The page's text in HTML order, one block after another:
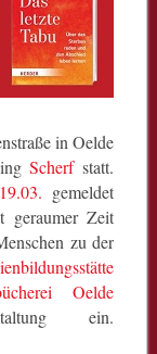
in Oelde
Scherfstatt.
gemeldet
geraumer Zeit
zu der
Oelde
ein.